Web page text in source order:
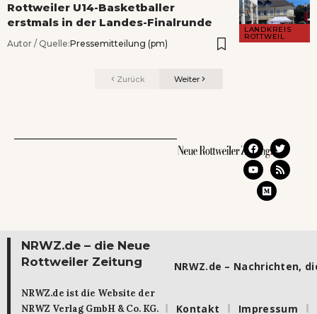
LANDKREIS
ROTTWEIL
Rottweiler U14-Basketballer
erstmals in der Landes-Finalrunde
Autor / Quelle:Pressemitteilung (pm)
Zurück Weiter
NRWZ.de – die Neue
Rottweiler Zeitung
NRWZ.de ist die Website der
NRWZ Verlag GmbH & Co. KG.
NRWZ.de – Nachrichten,
Kontakt Impressum